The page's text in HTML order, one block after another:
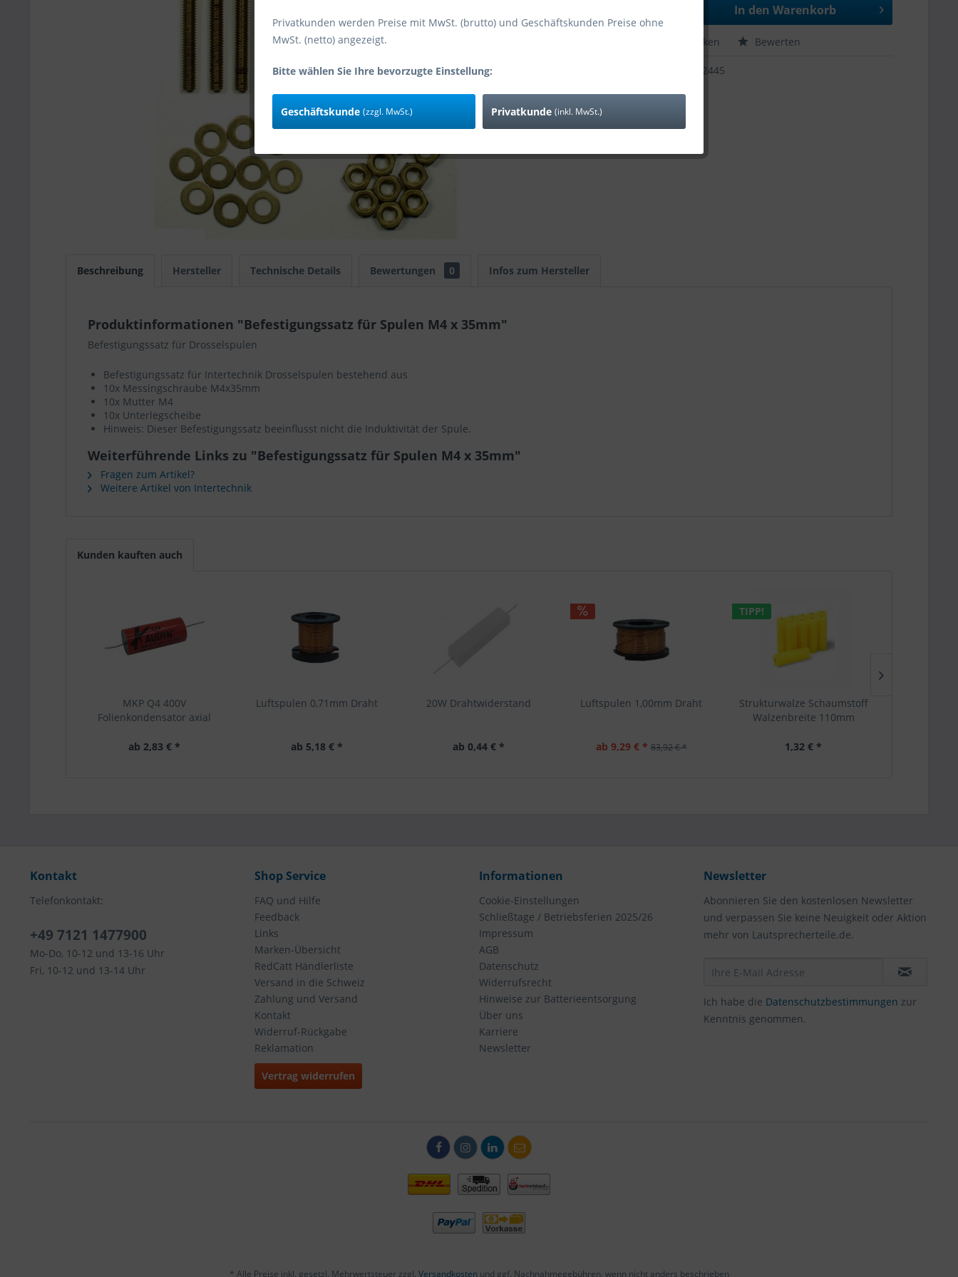
In den Warenkorb
Merken Bewerten
12445
Beschreibung Hersteller Technische Details Bewertungen 0 Infos zum Hersteller
Produktinformationen "Befestigungssatz für Spulen M4 x 35mm"
Befestigungssatz für Drosselspulen
Befestigungssatz für Intertechnik Drosselspulen bestehend aus
10x Messingschraube M4x35mm
10x Mutter M4
10x Unterlegscheibe
Hinweis: Dieser Befestigungssatz beeinflusst nicht die Induktivität der Spule.
Weiterführende Links zu "Befestigungssatz für Spulen M4 x 35mm"
Fragen zum Artikel?
Weitere Artikel von Intertechnik
Kunden kauften auch
MKP Q4 400V
Folienkondensator axial
ab 2,83 € *
Luftspulen 0,71mm Draht
ab 5,18 € *
20W Drahtwiderstand
ab 0,44 € *
Luftspulen 1,00mm Draht
ab 9,29 € * 83,92 € *
TIPP!
Strukturwalze Schaumstoff
Walzenbreite 110mm
1,32 € *
Kontakt
Telefonkontakt:
+49 7121 1477900
Mo-Do, 10-12 und 13-16 Uhr
Fri, 10-12 und 13-14 Uhr
Shop Service
FAQ und Hilfe
Feedback
Links
Marken-Übersicht
RedCatt Händlerliste
Versand in die Schweiz
Zahlung und Versand
Kontakt
Widerruf-Rückgabe
Reklamation
Vertrag widerrufen
Informationen
Cookie-Einstellungen
Schließtage / Betriebsferien 2025/26
Impressum
AGB
Datenschutz
Widerrufsrecht
Hinweise zur Batterieentsorgung
Über uns
Karriere
Newsletter
Newsletter
Abonnieren Sie den kostenlosen Newsletter
und verpassen Sie keine Neuigkeit oder Aktion
mehr von Lautsprecherteile.de.
Ich habe die Datenschutzbestimmungen zur
Kenntnis genommen.
* Alle Preise inkl. gesetzl. Mehrwertsteuer zzgl. Versandkostenund ggf. Nachnahmegebühren, wenn nicht anders beschrieben
Privatkunden werden Preise mit MwSt. (brutto) und Geschäftskunden Preise ohne
MwSt. (netto) angezeigt.
Bitte wählen Sie Ihre bevorzugte Einstellung:
Geschäftskunde (zzgl. MwSt.) Privatkunde (inkl. MwSt.)